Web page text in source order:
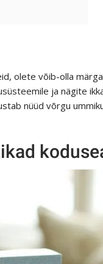
olete võib-olla
ja nägite
nüüd võrgu